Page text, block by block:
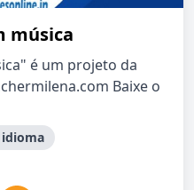
música
é um projeto da
Baixe o